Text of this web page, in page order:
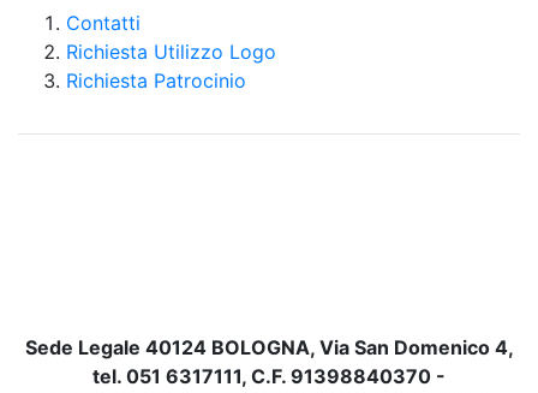
Contatti
Richiesta Utilizzo Logo
Richiesta Patrocinio
Sede Legale 40124 BOLOGNA, Via San Domenico 4,
tel. 051 6317111, C.F. 91398840370 -